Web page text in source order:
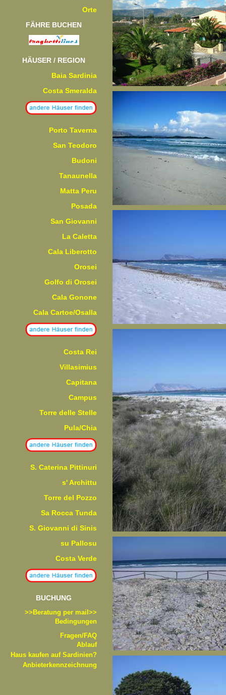
Orte
FÄHRE BUCHEN
HÄUSER / REGION
Baia Sardinia
Costa Smeralda
Porto Taverna
San Teodoro
Budoni
Tanaunella
Matta Peru
Posada
San Giovanni
La Caletta
Cala Liberotto
Orosei
Golfo di Orosei
Cala Gonone
Cala Cartoe/Osalla
Costa Rei
Villasimius
Capitana
Campus
Torre delle Stelle
Pula/Chia
S. Caterina Pittinuri
s' Archittu
Torre del Pozzo
Sa Rocca Tunda
S. Giovanni di Sinis
su Pallosu
Costa Verde
BUCHUNG
>>Beratung per mail>>
Bedingungen
Fragen/FAQ
Ablauf
Haus kaufen auf Sardinien?
Anbieterkennzeichnung